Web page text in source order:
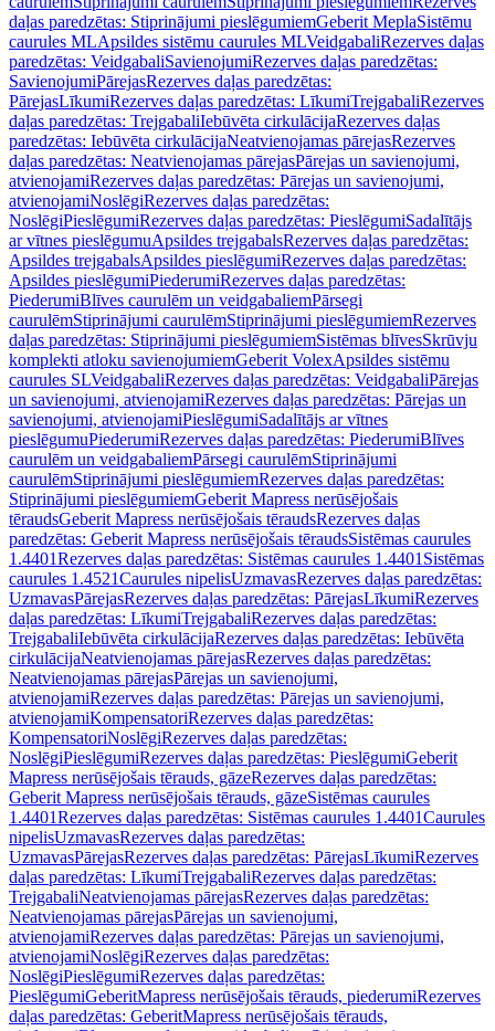
daļas paredzētas: Stiprinājumi pieslēgumiemGeberit MeplaSistēmu
caurules MLApsildes sistēmu caurules MLVeidgabaliRezerves daļas
paredzētas: VeidgabaliSavienojumiRezerves daļas paredzētas:
SavienojumiPārejasRezerves daļas paredzētas:
PārejasLīkumiRezerves daļas paredzētas: LīkumiTrejgabaliRezerves
daļas paredzētas: TrejgabaliIebūvēta cirkulācijaRezerves daļas
paredzētas: Iebūvēta cirkulācijaNeatvienojamas pārejasRezerves
daļas paredzētas: Neatvienojamas pārejasPārejas un savienojumi,
atvienojamiRezerves daļas paredzētas: Pārejas un savienojumi,
atvienojamiNoslēgiRezerves daļas paredzētas:
NoslēgiPieslēgumiRezerves daļas paredzētas: PieslēgumiSadalītājs
ar vītnes pieslēgumuApsildes trejgabalsRezerves daļas paredzētas:
Apsildes trejgabalsApsildes pieslēgumiRezerves daļas paredzētas:
Apsildes pieslēgumiPiederumiRezerves daļas paredzētas:
PiederumiBlīves caurulēm un veidgabaliemPārsegi
caurulēmStiprinājumi caurulēmStiprinājumi pieslēgumiemRezerves
daļas paredzētas: Stiprinājumi pieslēgumiemSistēmas blīvesSkrūvju
komplekti atloku savienojumiemGeberit VolexApsildes sistēmu
caurules SLVeidgabaliRezerves daļas paredzētas: VeidgabaliPārejas
un savienojumi, atvienojamiRezerves daļas paredzētas: Pārejas un
savienojumi, atvienojamiPieslēgumiSadalītājs ar vītnes
pieslēgumuPiederumiRezerves daļas paredzētas: PiederumiBlīves
caurulēm un veidgabaliemPārsegi caurulēmStiprinājumi
caurulēmStiprinājumi pieslēgumiemRezerves daļas paredzētas:
Stiprinājumi pieslēgumiemGeberit Mapress nerūsējošais
tēraudsGeberit Mapress nerūsējošais tēraudsRezerves daļas
paredzētas: Geberit Mapress nerūsējošais tēraudsSistēmas caurules
1.4401Rezerves daļas paredzētas: Sistēmas caurules 1.4401 Sistēmas
caurules 1.4521Caurules nipelisUzmavasRezerves daļas paredzētas:
UzmavasPārejasRezerves daļas paredzētas: PārejasLīkumiRezerves
daļas paredzētas: LīkumiTrejgabaliRezerves daļas paredzētas:
TrejgabaliIebūvēta cirkulācijaRezerves daļas paredzētas: Iebūvēta
cirkulācijaNeatvienojamas pārejasRezerves daļas paredzētas:
Neatvienojamas pārejasPārejas un savienojumi,
atvienojamiRezerves daļas paredzētas: Pārejas un savienojumi,
atvienojamiKompensatoriRezerves daļas paredzētas:
KompensatoriNoslēgiRezerves daļas paredzētas:
NoslēgiPieslēgumiRezerves daļas paredzētas: PieslēgumiGeberit
Mapress nerūsējošais tērauds, gāzeRezerves daļas paredzētas:
Geberit Mapress nerūsējošais tērauds, gāzeSistēmas caurules
1.4401Rezerves daļas paredzētas: Sistēmas caurules 1.4401Caurules
nipelisUzmavasRezerves daļas paredzētas:
UzmavasPārejasRezerves daļas paredzētas: PārejasLīkumiRezerves
daļas paredzētas: LīkumiTrejgabaliRezerves daļas paredzētas:
TrejgabaliNeatvienojamas pārejasRezerves daļas paredzētas:
Neatvienojamas pārejasPārejas un savienojumi,
atvienojamiRezerves daļas paredzētas: Pārejas un savienojumi,
atvienojamiNoslēgiRezerves daļas paredzētas:
NoslēgiPieslēgumiRezerves daļas paredzētas:
PieslēgumiGeberitMapress nerūsējošais tērauds, piederumiRezerves
daļas paredzētas: GeberitMapress nerūsējošais tērauds,